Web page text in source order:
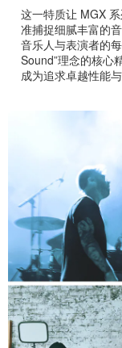
这一特质让 MGX
准捕捉细腻丰富的
音乐人与表演者的
Sound”理念的核心
成为追求卓越性能